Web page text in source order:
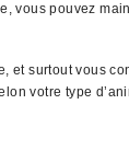
pouvez
surtout vous
votre type